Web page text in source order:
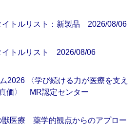
イトルリスト：新製品 2026/08/06
イトルリスト 2026/08/06
2026 〈学び続ける力が医療を支え
価〉 MR認定センター
獣医療 薬学的観点からのアプロー